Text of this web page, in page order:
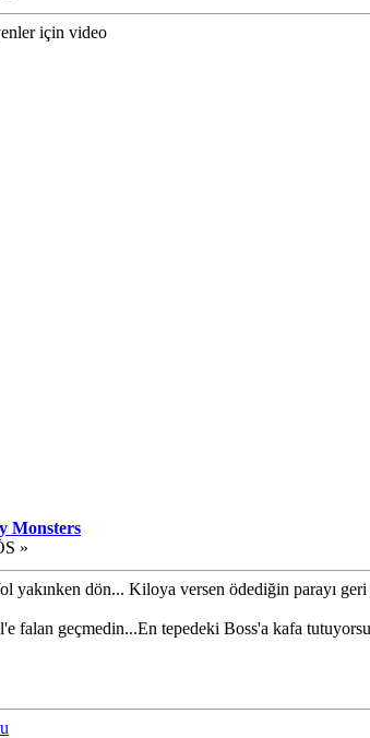
için video
Monsters
»
yakınken dön... Kiloya versen ödediğin parayı
falan geçmedin...En tepedeki Boss'a kafa